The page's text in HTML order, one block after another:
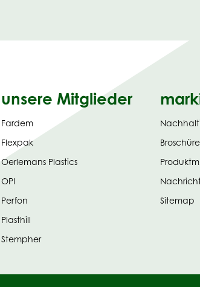
unsere Mitglieder
Fardem
Flexpak
Oerlemans Plastics
OPI
Perfon
Plasthill
Stempher
Sitemap